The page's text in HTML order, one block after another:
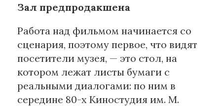
Зал предпродакшена
Работа над фильмом начинается со
сценария, поэтому первое, что видят
посетители музея, — это стол, на
котором лежат листы бумаги с
реальными диалогами: по ним в
середине 80-х Киностудия им. М.